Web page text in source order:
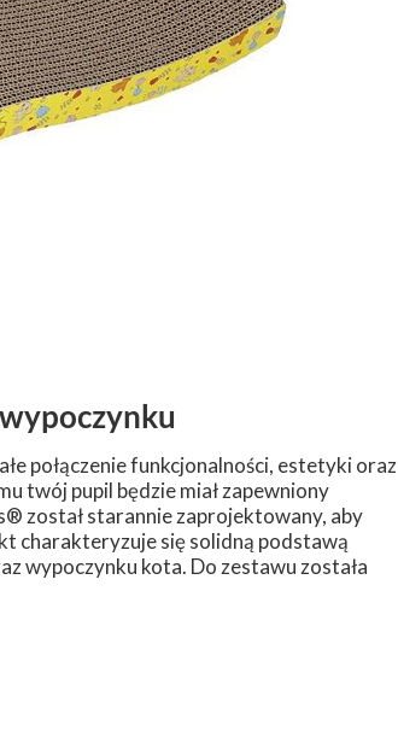
połączenie funkcjonalności, estetyki oraz
twój pupil będzie miał zapewniony
został starannie zaprojektowany, aby
charakteryzuje się solidną podstawą
wypoczynku kota. Do zestawu została